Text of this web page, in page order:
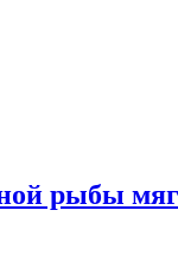
рыбы